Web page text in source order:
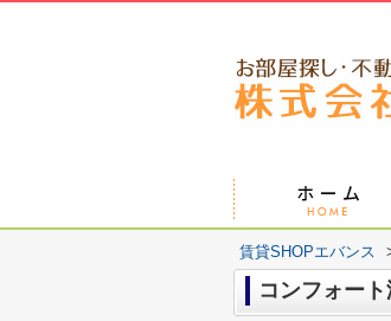
賃貸SHOPエバンス
コンフォー